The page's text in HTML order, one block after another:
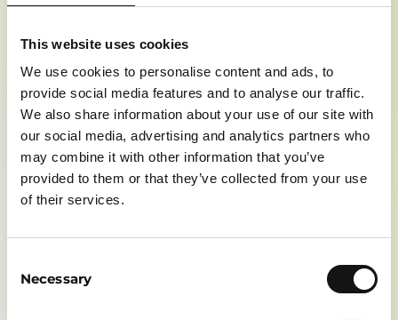
This website uses cookies
We use cookies to personalise content and ads, to
provide social media features and to analyse our traffic.
We also share information about your use of our site with
our social media, advertising and analytics partners who
may combine it with other information that you’ve
provided to them or that they’ve collected from your use
of their services.
Selection
Necessary
changemakers aantrekt en maak waardevolle connecties met
andere IT-leads tijdens dit event.
DEEL JE CONTACTGEGEVENS EN ONTVANG DE
UITNODIGING (er zijn beperkt aantal plekken).
Voornaam*